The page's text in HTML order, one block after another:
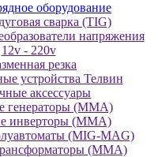
оборудование
сварка (TIG)
напряжения
12v - 220v
резка
устройства Телвин
аксессуары
генераторы (MMA)
инверторы (MMA)
(MIG-MAG)
(MMA)